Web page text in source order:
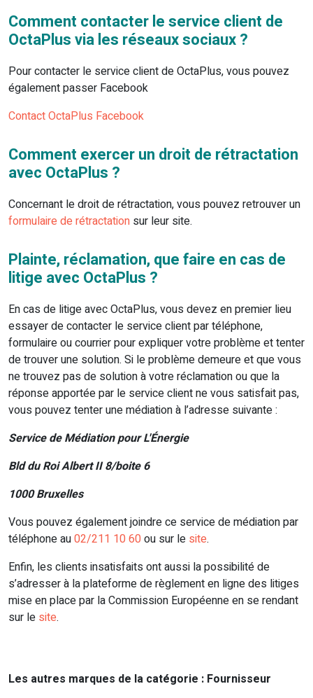
Comment contacter le service client de
OctaPlus via les réseaux sociaux ?
Pour contacter le service client de OctaPlus, vous pouvez
également passer Facebook
Contact OctaPlus Facebook
Comment exercer un droit de rétractation
avec OctaPlus ?
Concernant le droit de rétractation, vous pouvez retrouver un
formulaire de rétractation sur leur site.
Plainte, réclamation, que faire en cas de
litige avec OctaPlus ?
En cas de litige avec OctaPlus, vous devez en premier lieu
essayer de contacter le service client par téléphone,
formulaire ou courrier pour expliquer votre problème et tenter
de trouver une solution. Si le problème demeure et que vous
ne trouvez pas de solution à votre réclamation ou que la
réponse apportée par le service client ne vous satisfait pas,
vous pouvez tenter une médiation à l’adresse suivante :
Service de Médiation pour L'Énergie
Bld du Roi Albert II 8/boite 6
1000 Bruxelles
Vous pouvez également joindre ce service de médiation par
téléphone au02/211 10 60ou sur le site.
Enfin, les clients insatisfaits ont aussi la possibilité de
s’adresser à la plateforme de règlement en ligne des litiges
mise en place par la Commission Européenne en se rendant
sur le site.
Les autres marques de la catégorie : Fournisseur